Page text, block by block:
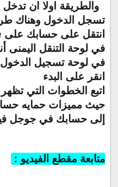
والطريقة اولا ان
تسجل الدخول وهناك
انتقل على حسابك على
في لوحة التنقل اليمنى
في لوحة تسجيل
انقر على البدء
اتبع الخطوات التي
حيث مميزات حمايه
إلى حسابك في جوجل
متابعة مقطع الفيديو :